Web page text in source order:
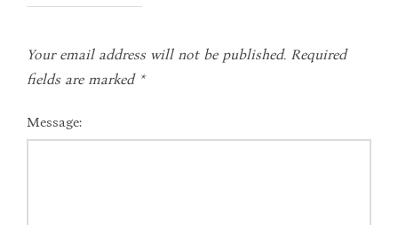
Your email address will not be published. Required
fields are marked *
Message: